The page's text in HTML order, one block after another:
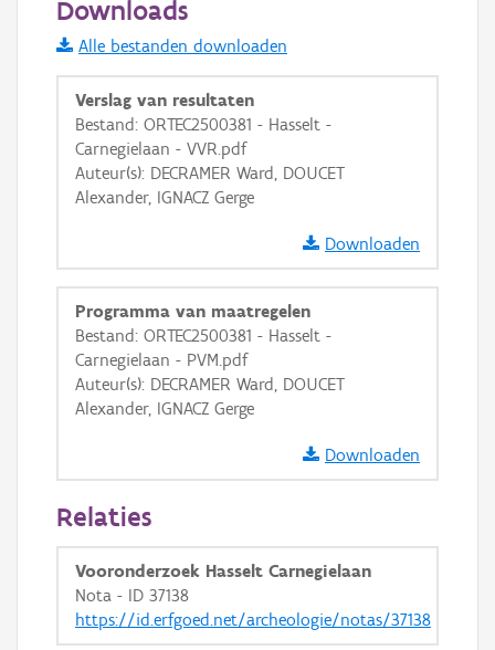
Informatie Vlaanderen
i
+ −
Basis Lagen
OSM-Basiskaart
Ortho
Downloads
Alle bestanden downloaden
Verslag van resultaten
Bestand: ORTEC2500381 - Hasselt -
Carnegielaan - VVR.pdf
Auteur(s): DECRAMER Ward, DOUCET
Alexander, IGNACZ Gerge
Downloaden
Programma van maatregelen
Bestand: ORTEC2500381 - Hasselt -
Carnegielaan - PVM.pdf
Auteur(s): DECRAMER Ward, DOUCET
Alexander, IGNACZ Gerge
Downloaden
Relaties
Vooronderzoek Hasselt Carnegielaan
Nota - ID 37138
https://id.erfgoed.net/archeologie/notas/37138